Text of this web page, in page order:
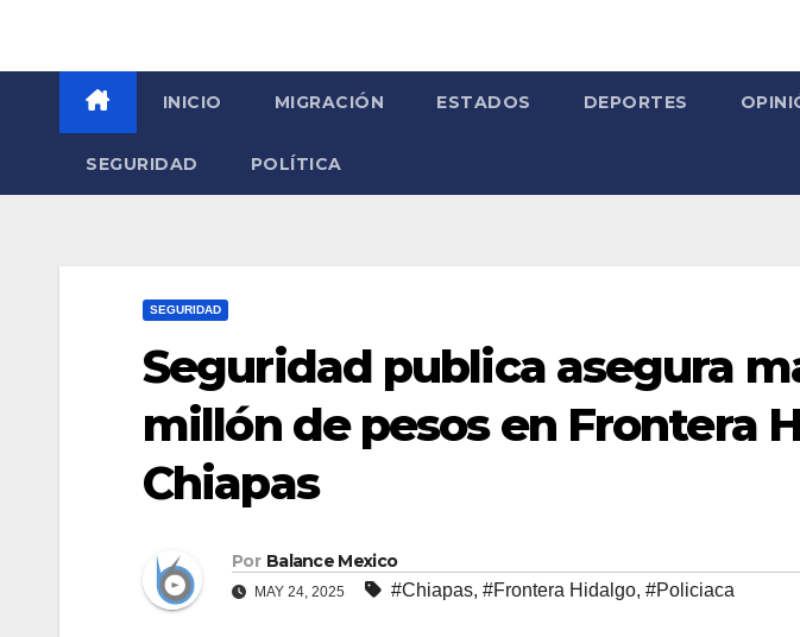
INICIO MIGRACIÓN ESTADOS DEPORTES
SEGURIDAD POLÍTICA
SEGURIDAD
Seguridad publica asegura
millón de pesos en Frontera
Chiapas
Por Balance Mexico
MAY 24, 2025 #Chiapas, #Frontera Hidalgo, #Policiaca